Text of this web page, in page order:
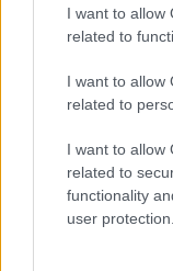
I want to allow
related to
I want to allow
related to
I want to allow
related to
functionality
user protection.